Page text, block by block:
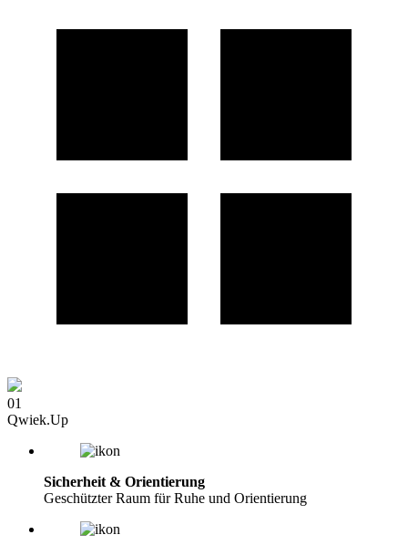
01
Qwiek.Up
Sicherheit & Orientierung
Geschützter Raum für Ruhe und Orientierung